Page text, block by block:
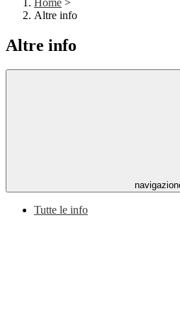
Home >
Altre info
Altre info
Tutte le info